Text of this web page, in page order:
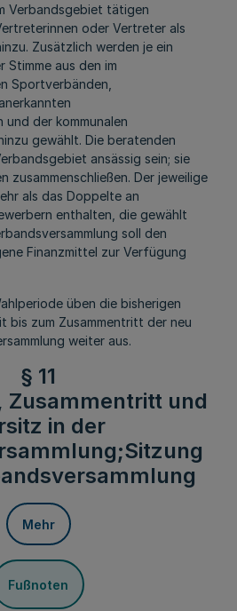
Verbandsgebiet tätigen
oder Vertreter als
Zusätzlich werden je ein
aus den im
Sportverbänden,
der kommunalen
gewählt. Die beratenden
ansässig sein; sie
zusammenschließen. Der jeweilige
als das Doppelte an
enthalten, die gewählt
soll den
Finanzmittel zur Verfügung
üben die bisherigen
bis zum Zusammentritt der neu
weiter aus.
§ 11
Zusammentritt und
in der
Mehr
Fußnoten